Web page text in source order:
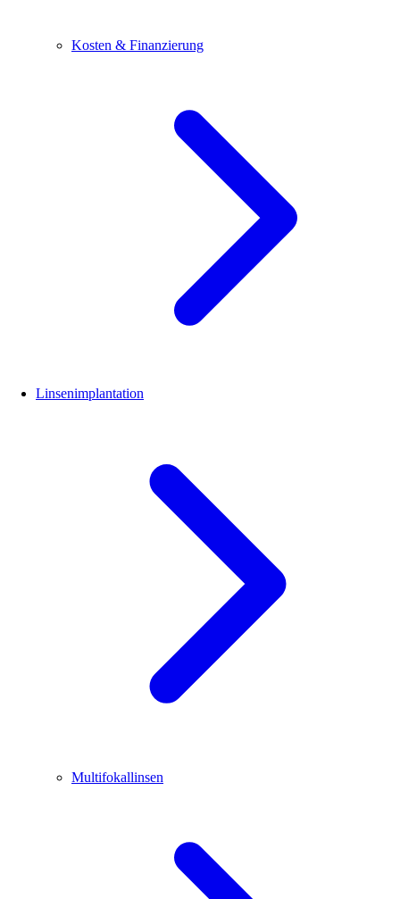
Kosten & Finanzierung
Linsenimplantation
Multifokallinsen